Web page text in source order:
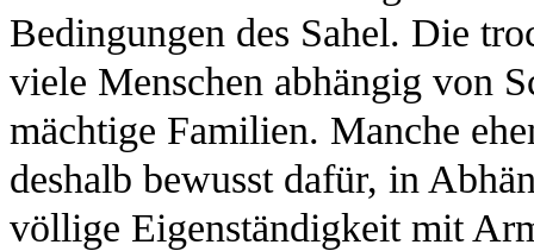
Bedingungen des Sahel. Die
viele Menschen abhängig von
mächtige Familien. Manche
deshalb bewusst dafür, in
völlige Eigenständigkeit mit